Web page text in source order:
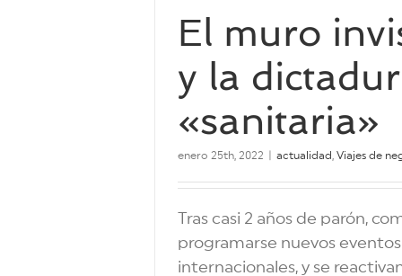
El muro
y la
«sanitaria»
enero 25th, 2022 actualidad Viajes de
Tras casi 2 años de parón,
programarse nuevos eventos
internacionales, y se